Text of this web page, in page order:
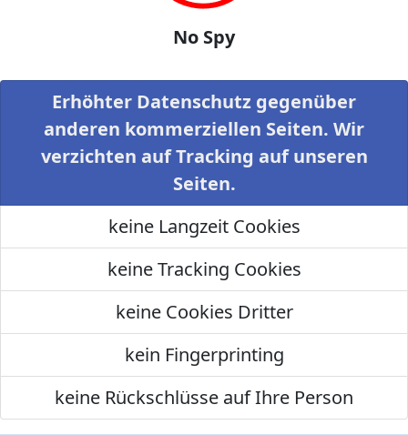
No Spy
Erhöhter Datenschutz gegenüber
anderen kommerziellen Seiten. Wir
verzichten auf Tracking auf unseren
Seiten.
keine Langzeit Cookies
keine Tracking Cookies
keine Cookies Dritter
kein Fingerprinting
keine Rückschlüsse auf Ihre Person